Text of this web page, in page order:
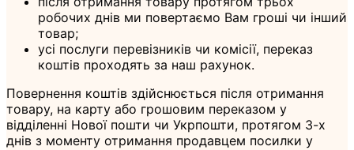
робочих днів ми повертаємо Вам гроші чи інший
товар;
усі послуги перевізників чи комісії, переказ
коштів проходять за наш рахунок.
Повернення коштів здійснюється після отримання
товару, на карту або грошовим переказом у
відділенні Нової пошти чи Укрпошти, протягом 3-х
днів з моменту отримання продавцем посилки у